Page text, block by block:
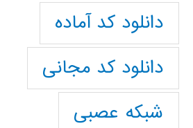
دانلود کد آماده
دانلود کد مجانی
شبکه عصبی